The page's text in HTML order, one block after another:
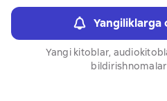
Yangiliklarga
Yangi kitoblar,